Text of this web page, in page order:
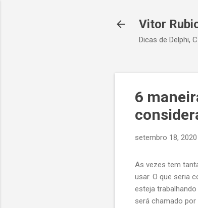
Vitor
Dicas de Delphi,
6
setembro 18, 2020
As vezes tem
usar. O que seria
esteja
será chamado